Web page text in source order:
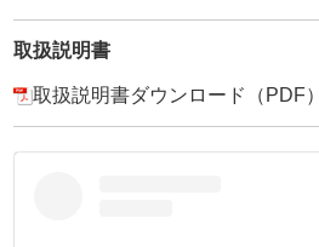
2. 焼入れをしていない為、打具と
曲がったり、刃が丸まって穴が空
・
この2つの欠点を改善して、永く
開発したのがこの製品です。
取扱説明書
取扱説明書ダウンロード（PDF）